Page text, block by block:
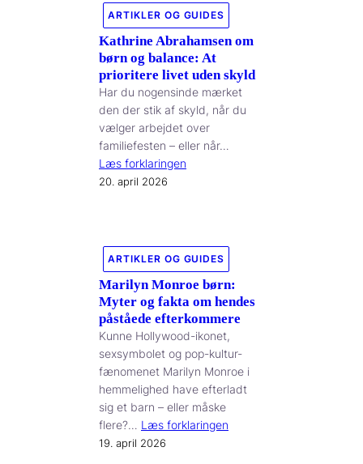
ARTIKLER OG GUIDES
Kathrine Abrahamsen om
børn og balance: At
prioritere livet uden skyld
Har du nogensinde mærket
den der stik af skyld, når du
vælger arbejdet over
familiefesten – eller når…
Læs forklaringen
20. april 2026
ARTIKLER OG GUIDES
Marilyn Monroe børn:
Myter og fakta om hendes
påståede efterkommere
Kunne Hollywood-ikonet,
sexsymbolet og pop-kultur-
fænomenet Marilyn Monroe i
hemmelighed have efterladt
sig et barn – eller måske
flere?… Læs forklaringen
19. april 2026